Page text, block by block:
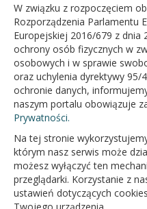
Wt 7:30 - 15:30
Śr 7:30 - 15:30
Czw 7:30 - 15:30
Pt 7:30 - 15:30
OFICJALNY SERWIS
W związku z rozpoczęciem
Rozporządzenia Parlamentu
Europejskiej 2016/679 z dnia
ochrony osób fizycznych w
osobowych i w sprawie
oraz uchylenia dyrektywy 95/
ochronie danych,
naszym portalu obowiązuje
Prywatności.
Na tej stronie
którym nasz serwis może
możesz wyłączyć ten
przeglądarki. Korzystanie z
ustawień dotyczących